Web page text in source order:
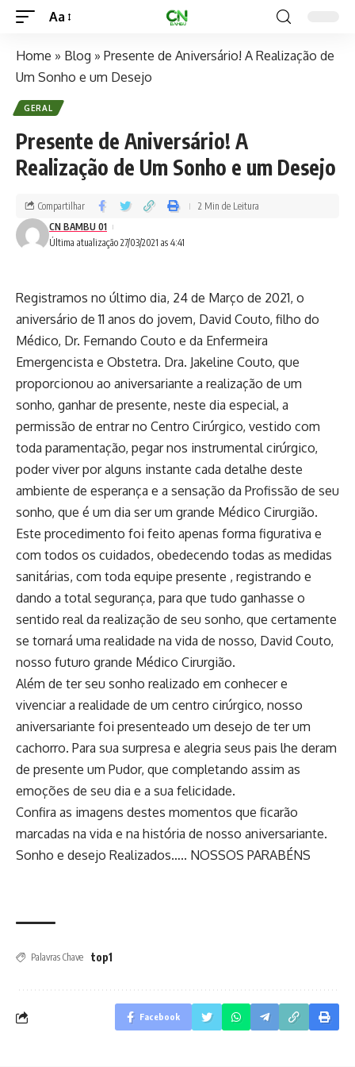
Aa
Home » Blog » Presente de Aniversário! A Realização de
Um Sonho e um Desejo
GERAL
Presente de Aniversário! A
Realização de Um Sonho e um Desejo
Última atualização 27/03/2021 as 4:41
CN BAMBU 01
Compartilhar 2 Min de Leitura
Registramos no último dia, 24 de Março de 2021, o
aniversário de 11 anos do jovem, David Couto, filho do
Médico, Dr. Fernando Couto e da Enfermeira
Emergencista e Obstetra. Dra. Jakeline Couto, que
proporcionou ao aniversariante a realização de um
sonho, ganhar de presente, neste dia especial, a
permissão de entrar no Centro Cirúrgico, vestido com
toda paramentação, pegar nos instrumental cirúrgico,
poder viver por alguns instante cada detalhe deste
ambiente de esperança e a sensação da Profissão de seu
sonho, que é um dia ser um grande Médico Cirurgião.
Este procedimento foi feito apenas forma figurativa e
com todos os cuidados, obedecendo todas as medidas
sanitárias, com toda equipe presente , registrando e
dando a total segurança, para que tudo ganhasse o
sentido real da realização de seu sonho, que certamente
se tornará uma realidade na vida de nosso, David Couto,
nosso futuro grande Médico Cirurgião.
Além de ter seu sonho realizado em conhecer e
vivenciar a realidade de um centro cirúrgico, nosso
aniversariante foi presenteado um desejo de ter um
cachorro. Para sua surpresa e alegria seus pais lhe deram
de presente um Pudor, que completando assim as
emoções de seu dia e a sua felicidade.
Confira as imagens destes momentos que ficarão
marcadas na vida e na história de nosso aniversariante.
Sonho e desejo Realizados….. NOSSOS PARABÉNS
Palavras Chave top1
Facebook